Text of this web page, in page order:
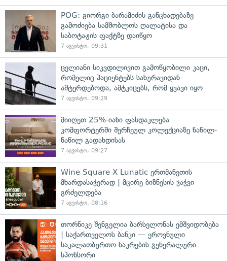
POG: გიორგი ბარამიძის განცხადებაზე
გამოძიება სამშობლოს ღალატისა და
საბოტაჟის ფაქტზე დაიწყო
7 აგვისტო, 09:31
ცელიანი სიკვდილივით გამოწყობილი კაცი,
რომელიც პაციენტებს სახურავიდან
აშტერდებოდა, ამტკიცებს, რომ ყვავი იყო
7 აგვისტო, 09:29
მიიღეთ 25%-იანი ფასდაკლება
კომფორტერში შერჩეულ კოლექციაზე ნაწილ-
ნაწილ გადახდისას
7 აგვისტო, 09:27
Wine Square X Lunatic ერთმანეთის
მხარდასაჭერად | მცირე ბიზნესის ჯაჭვი
გრძელდება
7 აგვისტო, 08:16
თორნიკე შენგელია ბარსელონას ემშვიდობება
| საქართველოს ბანკი — ეროვნული
საკალათბურთო ნაკრების გენერალური
სპონსორი